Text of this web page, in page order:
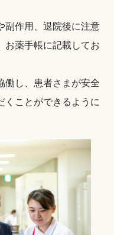
副作用、退院後に注意
お薬手帳に記載してお
働し、患者さまが安全
くことができるように